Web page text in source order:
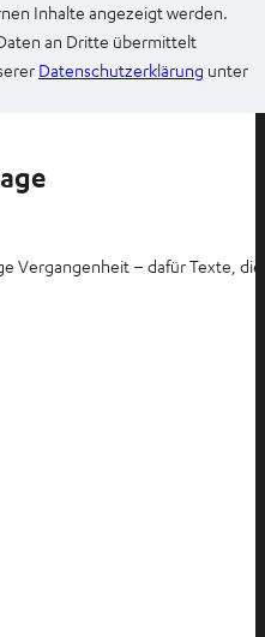
Inhalte angezeigt werden.
an Dritte übermittelt
Datenschutzerklärung
T
unter
Vergangenheit – dafür Texte,